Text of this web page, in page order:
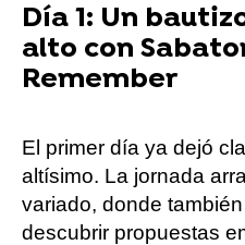
Día 1: Un
alto con
Remember
El primer día ya dejó
altísimo. La jornada
variado, donde
descubrir propuestas